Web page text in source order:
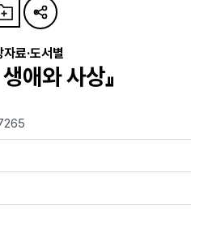
자료·도서별
애와 사상』